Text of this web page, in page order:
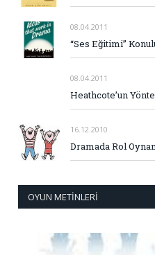
08.04.2011
“Ses Eğitimi”
08.04.2011
Heathcote’un
16.12.2010
Dramada Rol
OYUN METINLERI